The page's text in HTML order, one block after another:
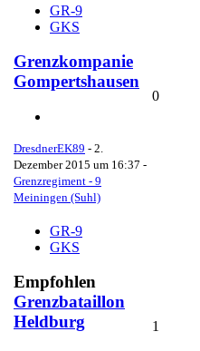
GR-9
GKS
Grenzkompanie
Gompertshausen
DresdnerEK89 - 2.
Dezember 2015 um 16:37 -
Grenzregiment - 9
Meiningen (Suhl)
0
GR-9
GKS
Empfohlen
Grenzbataillon
Heldburg
1